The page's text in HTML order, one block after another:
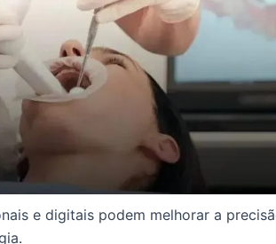
e digitais podem melhorar a